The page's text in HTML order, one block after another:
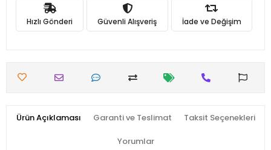
Hızlı Gönderi Güvenli Alışveriş İade ve Değişim
Ürün Açıklaması Garanti ve Teslimat Taksit Seçenekleri
Yorumlar